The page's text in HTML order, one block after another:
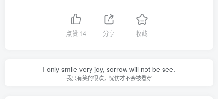
点赞 14 分享 收藏
I only smile very joy, sorrow will not be see.
我只有笑的很欢，忧伤才不会被看穿